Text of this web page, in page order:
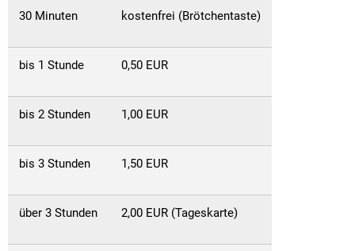
30 Minuten kostenfrei (Brötchentaste)
bis 1 Stunde 0,50 EUR
bis 2 Stunden 1,00 EUR
bis 3 Stunden 1,50 EUR
über 3 Stunden 2,00 EUR (Tageskarte)